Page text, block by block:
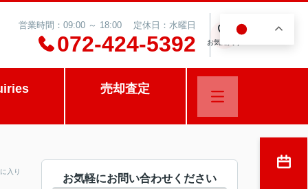
営業時間：09:00 ～ 18:00 定休日：水曜日
072-424-5392 お気に入り
売却査定
入り
お気軽にお問い合わせください